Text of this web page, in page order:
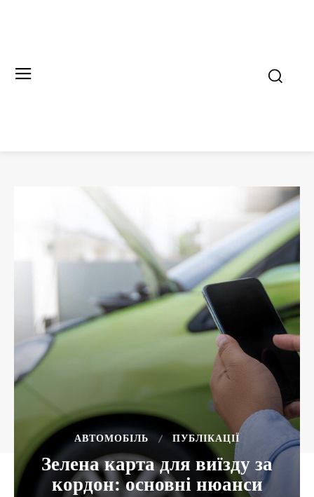
АВТОМОБІЛЬ ПУБЛІКАЦІЇ
Зелена карта для виїзду за
кордон: основні нюанси